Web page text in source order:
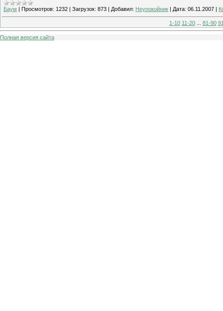
Баум | Просмотров: 1232 | Загрузок: 873 | Добавил: Неупокойник | Дата: 06.11.2007 |
1-10 11-20 81-90
Полная версия сайта